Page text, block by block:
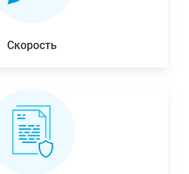
Скорость